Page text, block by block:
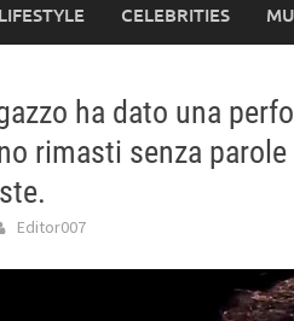
LIFESTYLE CELEBRITIES
ha dato una
rimasti senza
Editor007